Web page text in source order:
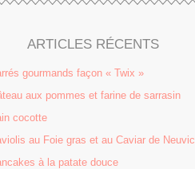
ARTICLES RÉCENTS
gourmands façon « Twix »
aux pommes et farine de sarrasin
cocotte
au Foie gras et au Caviar de Neuvic
à la patate douce